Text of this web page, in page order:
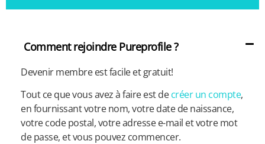
Comment rejoindre Pureprofile ?
Devenir membre est facile et gratuit!
Tout ce que vous avez à faire est decréer un compte,
en fournissant votre nom, votre date de naissance,
votre code postal, votre adresse e-mail et votre mot
de passe, et vous pouvez commencer.